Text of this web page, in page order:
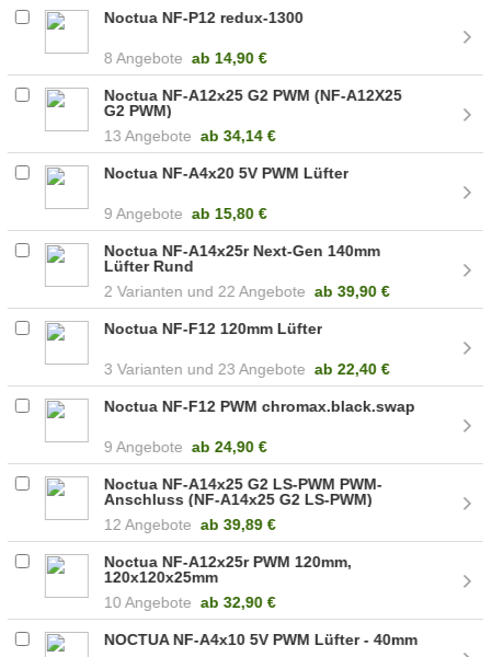
Noctua NF-P12 redux-1300
8 Angebote ab 14,90 €
Noctua NF-A12x25 G2 PWM (NF-A12X25
G2 PWM)
13 Angebote ab 34,14 €
Noctua NF-A4x20 5V PWM Lüfter
9 Angebote ab 15,80 €
Noctua NF-A14x25r Next-Gen 140mm
Lüfter Rund
2
22 Angebote ab 39,90 €
Noctua NF-F12 120mm Lüfter
3 23 Angebote ab 22,40 €
Noctua NF-F12 PWM chromax.black.swap
9 Angebote ab 24,90 €
Noctua NF-A14x25 G2 LS-PWM PWM-
Anschluss (NF-A14x25 G2 LS-PWM)
12 Angebote ab 39,89 €
Noctua NF-A12x25r PWM 120mm,
120x120x25mm
10 Angebote ab 32,90 €
NOCTUA NF-A4x10 5V PWM Lüfter - 40mm